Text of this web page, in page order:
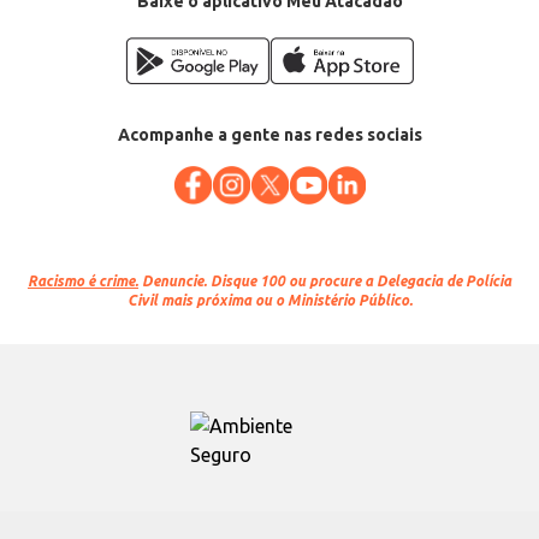
Acompanhe a gente nas redes sociais
Racismo é crime. Denuncie. Disque 100 ou procure a Delegacia de Polícia
Civil mais próxima ou o Ministério Público.